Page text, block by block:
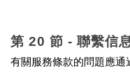
第 20 節 - 聯繫信
有關服務條款的問題應通